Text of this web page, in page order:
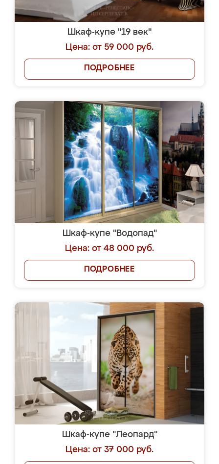
Шкаф-купе "19 век"
Цена: от 59 000 руб.
ПОДРОБНЕЕ
Шкаф-купе "Водопад"
Цена: от 48 000 руб.
ПОДРОБНЕЕ
Шкаф-купе "Леопард"
Цена: от 37 000 руб.